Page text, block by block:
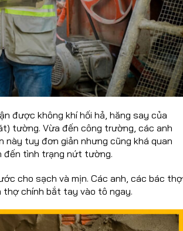
được không khí hối hả, hăng say của
tường. Vừa đến công trường, các anh
này tuy đơn giản nhưng cũng khá quan
đến tình trạng nứt tường.
cho sạch và mịn. Các anh, các bác thợ
thợ chính bắt tay vào tô ngay.